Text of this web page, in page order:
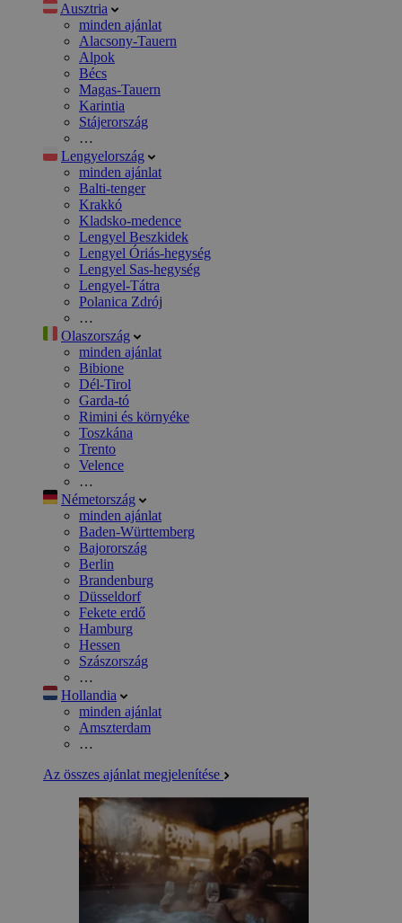
Ausztria
minden ajánlat
Alacsony-Tauern
Alpok
Bécs
Magas-Tauern
Karintia
Stájerország
…
Lengyelország
minden ajánlat
Balti-tenger
Krakkó
Kladsko-medence
Lengyel Beszkidek
Lengyel Óriás-hegység
Lengyel Sas-hegység
Lengyel-Tátra
Polanica Zdrój
…
Olaszország
minden ajánlat
Bibione
Dél-Tirol
Garda-tó
Rimini és környéke
Toszkána
Trento
Velence
…
Németország
minden ajánlat
Baden-Württemberg
Bajorország
Berlin
Brandenburg
Düsseldorf
Fekete erdő
Hamburg
Hessen
Szászország
…
Hollandia
minden ajánlat
Amszterdam
…
Az összes ajánlat megjelenítése